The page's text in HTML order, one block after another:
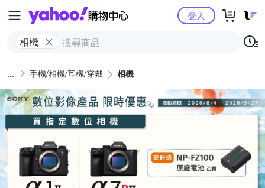
Yahoo購物中心
相機
登入
手機/相機/耳機/穿戴 相機